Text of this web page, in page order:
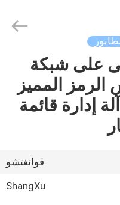
على شبكة
الرمز المميز
إدارة قائمة
قوانغتشو
ShangXu